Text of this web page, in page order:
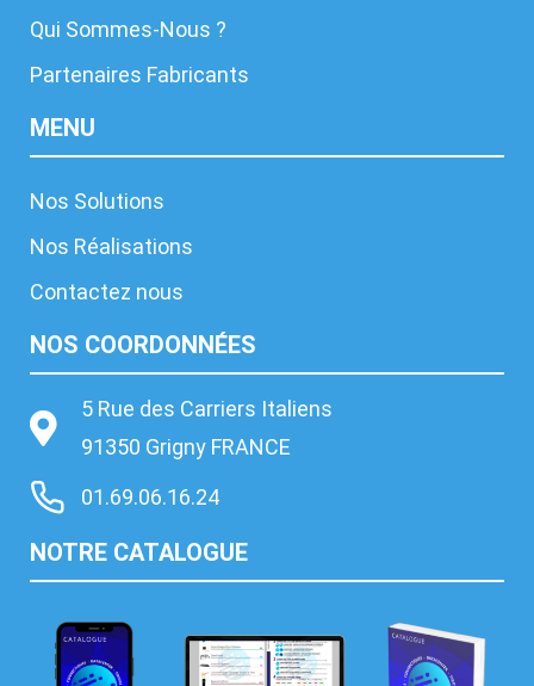
Qui Sommes-Nous ?
Partenaires Fabricants
MENU
Nos Solutions
Nos Réalisations
Contactez nous
NOS COORDONNÉES
5 Rue des Carriers Italiens
91350 Grigny FRANCE
01.69.06.16.24
NOTRE CATALOGUE